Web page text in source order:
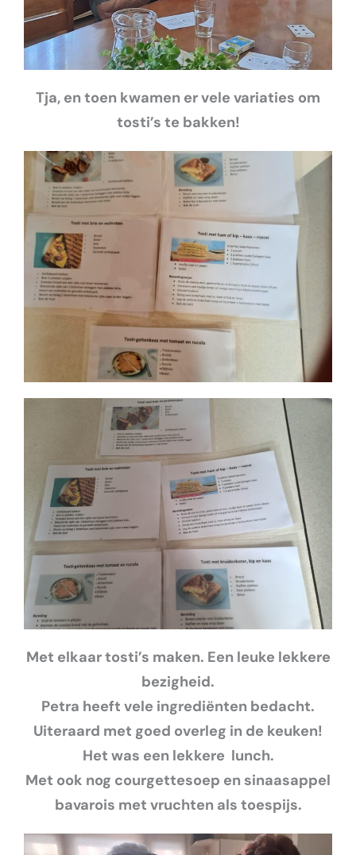
Tja, en toen kwamen er vele variaties om
tosti’s te bakken!
Met elkaar tosti’s maken. Een leuke lekkere
bezigheid.
Petra heeft vele ingrediënten bedacht.
Uiteraard met goed overleg in de keuken!
Het was een lekkere lunch.
Met ook nog courgettesoep en sinaasappel
bavarois met vruchten als toespijs.